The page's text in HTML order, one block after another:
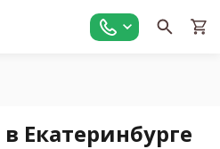
Екатеринбурге